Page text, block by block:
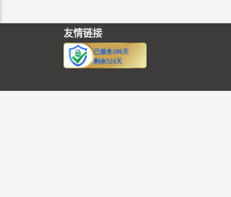
友情链接